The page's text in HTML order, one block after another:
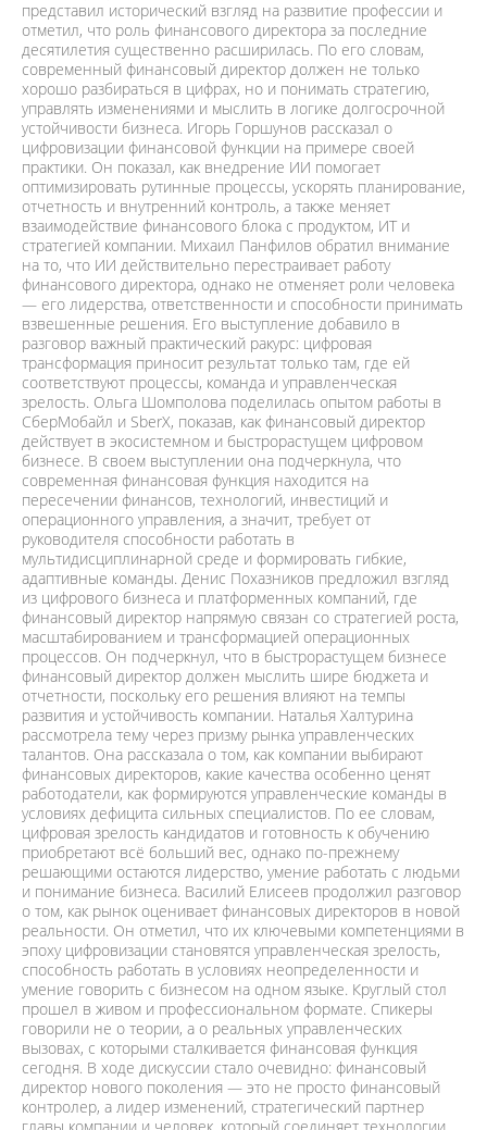
представил исторический взгляд на развитие профессии и
отметил, что роль финансового директора за последние
десятилетия существенно расширилась. По его словам,
современный финансовый директор должен не только
хорошо разбираться в цифрах, но и понимать стратегию,
управлять изменениями и мыслить в логике долгосрочной
устойчивости бизнеса. Игорь Горшунов рассказал о
цифровизации финансовой функции на примере своей
практики. Он показал, как внедрение ИИ помогает
оптимизировать рутинные процессы, ускорять планирование,
отчетность и внутренний контроль, а также меняет
взаимодействие финансового блока с продуктом, ИТ и
стратегией компании. Михаил Панфилов обратил внимание
на то, что ИИ действительно перестраивает работу
финансового директора, однако не отменяет роли человека
— его лидерства, ответственности и способности принимать
взвешенные решения. Его выступление добавило в
разговор важный практический ракурс: цифровая
трансформация приносит результат только там, где ей
соответствуют процессы, команда и управленческая
зрелость. Ольга Шомполова поделилась опытом работы в
СберМобайл и SberX, показав, как финансовый директор
действует в экосистемном и быстрорастущем цифровом
бизнесе. В своем выступлении она подчеркнула, что
современная финансовая функция находится на
пересечении финансов, технологий, инвестиций и
операционного управления, а значит, требует от
руководителя способности работать в
мультидисциплинарной среде и формировать гибкие,
адаптивные команды. Денис Похазников предложил взгляд
из цифрового бизнеса и платформенных компаний, где
финансовый директор напрямую связан со стратегией роста,
масштабированием и трансформацией операционных
процессов. Он подчеркнул, что в быстрорастущем бизнесе
финансовый директор должен мыслить шире бюджета и
отчетности, поскольку его решения влияют на темпы
развития и устойчивость компании. Наталья Халтурина
рассмотрела тему через призму рынка управленческих
талантов. Она рассказала о том, как компании выбирают
финансовых директоров, какие качества особенно ценят
работодатели, как формируются управленческие команды в
условиях дефицита сильных специалистов. По ее словам,
цифровая зрелость кандидатов и готовность к обучению
приобретают всё больший вес, однако по-прежнему
решающими остаются лидерство, умение работать с людьми
и понимание бизнеса. Василий Елисеев продолжил разговор
о том, как рынок оценивает финансовых директоров в новой
реальности. Он отметил, что их ключевыми компетенциями в
эпоху цифровизации становятся управленческая зрелость,
способность работать в условиях неопределенности и
умение говорить с бизнесом на одном языке. Круглый стол
прошел в живом и профессиональном формате. Спикеры
говорили не о теории, а о реальных управленческих
вызовах, с которыми сталкивается финансовая функция
сегодня. В ходе дискуссии стало очевидно: финансовый
директор нового поколения — это не просто финансовый
контролер, а лидер изменений, стратегический партнер